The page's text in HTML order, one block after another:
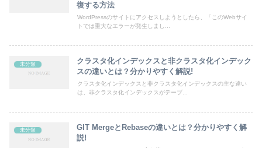
復する方法
WordPressのサイトにアクセスしようとしたら、「このWebサイ
トでは重大なエラーが発生しまし...
未分類
クラスタ化インデックスと非クラスタ化インデック
スの違いとは？分かりやすく解説!
クラスタ化インデックスと非クラスタ化インデックスの主な違い
は、非クラスタ化インデックスがテーブ...
未分類
GIT MergeとRebaseの違いとは？分かりやすく解
説!